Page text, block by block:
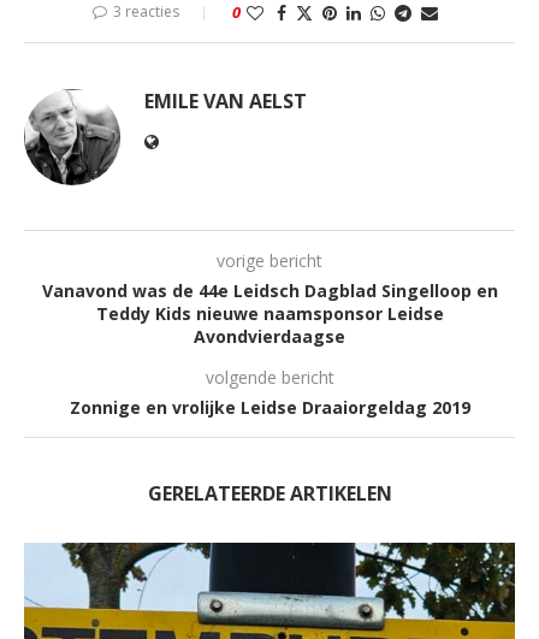
3 reacties 0
EMILE VAN AELST
vorige bericht
Vanavond was de 44e Leidsch Dagblad Singelloop en
Teddy Kids nieuwe naamsponsor Leidse
Avondvierdaagse
volgende bericht
Zonnige en vrolijke Leidse Draaiorgeldag 2019
GERELATEERDE ARTIKELEN